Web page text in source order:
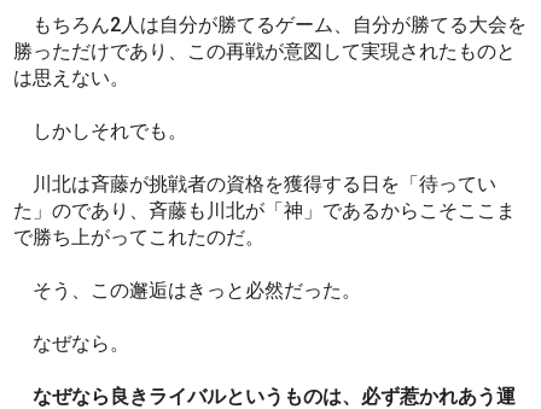
もちろん2人は自分が勝てるゲーム、自分が勝てる大会を
勝っただけであり、この再戦が意図して実現されたものと
は思えない。
しかしそれでも。
川北は斉藤が挑戦者の資格を獲得する日を「待ってい
た」のであり、斉藤も川北が「神」であるからこそここま
で勝ち上がってこれたのだ。
そう、この邂逅はきっと必然だった。
なぜなら。
なぜなら良きライバルというものは、必ず惹かれあう運